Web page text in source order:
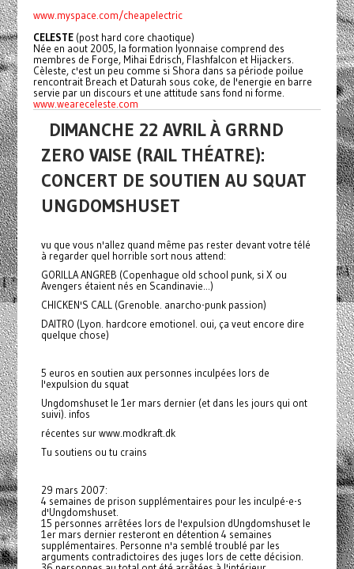
www.myspace.com/cheapelectric
CELESTE (post hard core chaotique)
Née en aout 2005, la formation lyonnaise comprend des
membres de Forge, Mihai Edrisch, Flashfalcon et Hijackers.
Cèleste, c'est un peu comme si Shora dans sa période poilue
rencontrait Breach et Daturah sous coke, de l'energie en barre
servie par un discours et une attitude sans fond ni forme.
www.weareceleste.com
DIMANCHE 22 AVRIL À GRRND
ZERO VAISE (RAIL THÉATRE):
CONCERT DE SOUTIEN AU SQUAT
UNGDOMSHUSET
vu que vous n'allez quand même pas rester devant votre télé
à regarder quel horrible sort nous attend:
GORILLA ANGREB (Copenhague old school punk, si X ou
Avengers étaient nés en Scandinavie...)
CHICKEN'S CALL (Grenoble. anarcho-punk passion)
DAITRO (Lyon. hardcore emotionel. oui, ça veut encore dire
quelque chose)
5 euros en soutien aux personnes inculpées lors de
l'expulsion du squat
Ungdomshuset le 1er mars dernier (et dans les jours qui ont
suivi). infos
récentes sur www.modkraft.dk
Tu soutiens ou tu crains
29 mars 2007:
4 semaines de prison supplémentaires pour les inculpé-e-s
d'Ungdomshuset.
15 personnes arrêtées lors de l'expulsion dUngdomshuset le
1er mars dernier resteront en détention 4 semaines
supplémentaires. Personne n'a semblé troublé par les
arguments contradictoires des juges lors de cette décision.